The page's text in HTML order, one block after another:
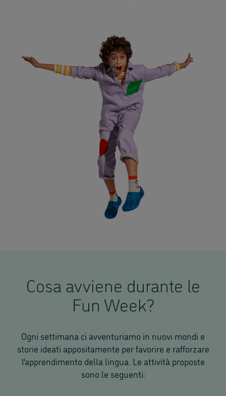
Cosa avviene durante le
Fun Week?
Ogni settimana ci avventuriamo in nuovi mondi e
storie ideati appositamente per favorire e rafforzare
l’apprendimento della lingua. Le attività proposte
sono le seguenti: